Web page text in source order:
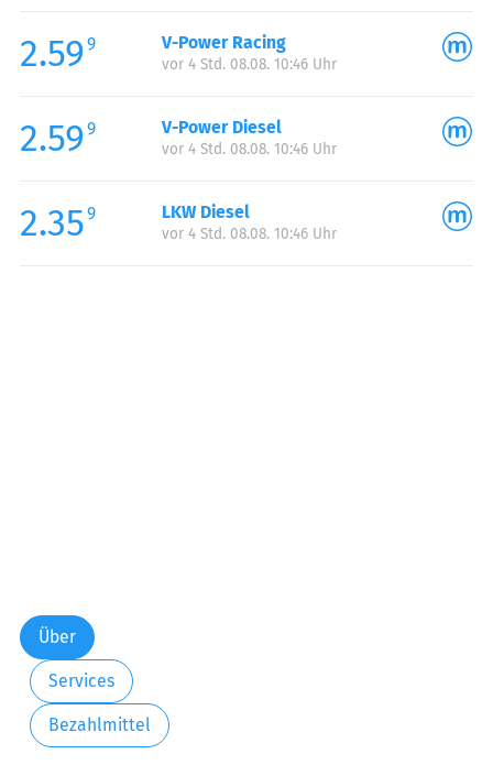
2.59 9 V-Power Racing
vor 4 Std. 08.08. 10:46 Uhr
2.59 9 V-Power Diesel
vor 4 Std. 08.08. 10:46 Uhr
2.359 LKW Diesel
vor 4 Std. 08.08. 10:46 Uhr
Über
Services
Bezahlmittel